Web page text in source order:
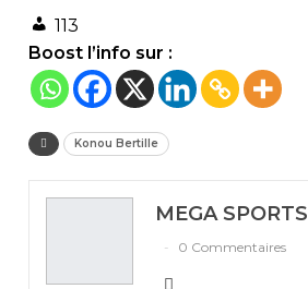
113
Boost l’info sur :
Konou Bertille
MEGA SPORTS
0 Commentaires